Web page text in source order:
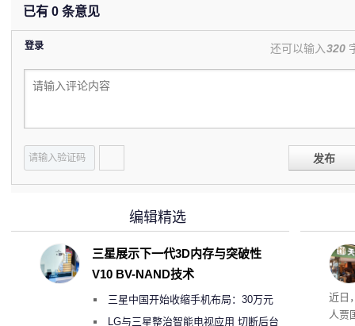
已有 0 条意见
登录 还可以输入320
发布
肉
近日
人贾
编辑精选
三星展示下一代3D内存与突破性
V10 BV-NAND技术
三星中国开始收缩手机布局：30万元
月销售额不达标门店 将被逐步清退
LG与三星整治智能电视应用 切断后台